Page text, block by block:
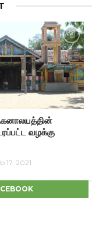
வழக்கு
17, 2021